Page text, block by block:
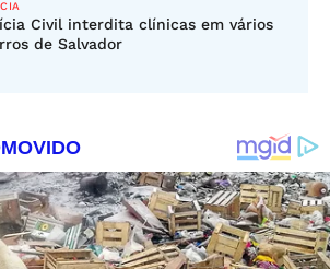
Civil interdita clínicas em vários
de Salvador